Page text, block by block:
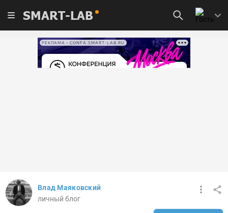
SMART-LAB
РЕКЛАМА • CONFA.SMART-LAB.RU
Влад Маяковский
личный блог